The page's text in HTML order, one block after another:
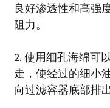
良好渗透性和高强
阻力。
2. 使用细孔海绵可
走，使经过的细小
向过滤容器底部排出